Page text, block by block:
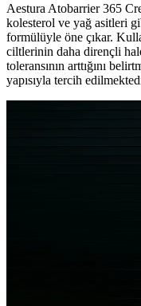
Aestura Atobarrier 365
kolesterol ve yağ asitleri
formülüyle öne çıkar.
ciltlerinin daha dirençli
toleransının arttığını
yapısıyla tercih